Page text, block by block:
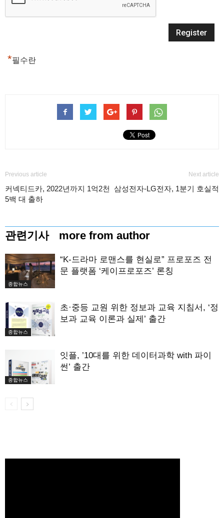
*필수란
Previous article
커넥티드카, 2022년까지 1억2천
5백 대 출하
Next article
삼성전자-LG전자, 1분기 호실적
관련기사 more from author
종합뉴스
“K-드라마 로맨스를 현실로” 프로포즈 전
문 플랫폼 ‘케이프로포즈’ 론칭
종합뉴스
초·중등 교원 위한 정보과 교육 지침서, ‘정
보과 교육 이론과 실제’ 출간
종합뉴스
잇플, ’10대를 위한 데이터과학 with 파이
썬’ 출간